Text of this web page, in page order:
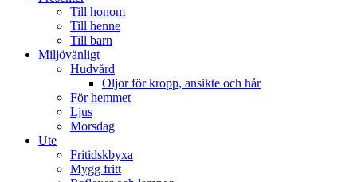
Till honom
Till henne
Till barn
Miljövänligt
Hudvård
Oljor för kropp, ansikte och hår
För hemmet
Ljus
Morsdag
Ute
Fritidskbyxa
Mygg fritt